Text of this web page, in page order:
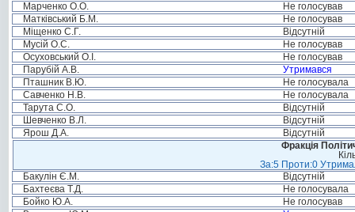
Марченко О.О.
Не голосував
Матківський Б.М.
Не голосував
Міщенко С.Г.
Відсутній
Мусій О.С.
Не голосував
Осуховський О.І.
Не голосував
Парубій А.В.
Утримався
Пташник В.Ю.
Не голосувала
Савченко Н.В.
Не голосувала
Тарута С.О.
Відсутній
Шевченко В.Л.
Відсутній
Ярош Д.А.
Відсутній
Фракція
За:5 Проти:0
Бакулін Є.М.
Відсутній
Бахтеєва Т.Д.
Не голосувала
Бойко Ю.А.
Не голосував